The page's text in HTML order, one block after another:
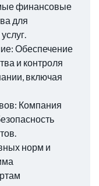
финансовые
для
Обеспечение
и контроля
включая
Компания
норм и